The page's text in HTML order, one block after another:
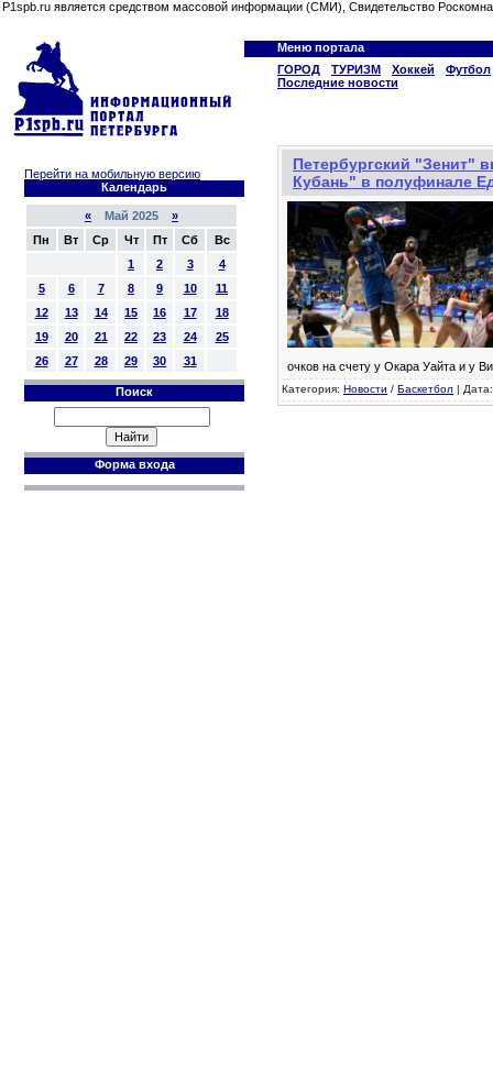
P1spb.ru является средством массовой информации (СМИ), Свидетельство
Меню портала
ГОРОД
ТУРИЗМ Хоккей
Футбол
Последние новости
Перейти на мобильную версию
Календарь
« Май 2025 »
Пн
Вт Ср Чт Пт Сб
Вс
1
2 3
4
5
6 7 8 9 10
11
12
13 14 15 16 17
18
19
20 21 22 23 24
25
26
27 28 29 30 31
Поиск
Форма входа
Петербургский "Зенит"
Кубань" в полуфинале
очков на счету у Окара Уайта и у
Категория: Новости / Баскетбол |